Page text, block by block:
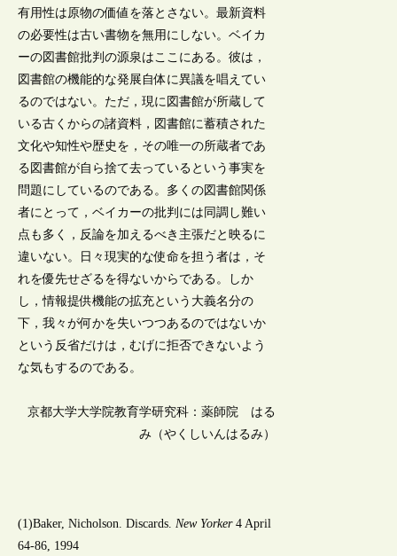
有用性は原物の価値を落とさない。最新資料
の必要性は古い書物を無用にしない。ベイカ
ーの図書館批判の源泉はここにある。彼は，
図書館の機能的な発展自体に異議を唱えてい
るのではない。ただ，現に図書館が所蔵して
いる古くからの諸資料，図書館に蓄積された
文化や知性や歴史を，その唯一の所蔵者であ
る図書館が自ら捨て去っているという事実を
問題にしているのである。多くの図書館関係
者にとって，ベイカーの批判には同調し難い
点も多く，反論を加えるべき主張だと映るに
違いない。日々現実的な使命を担う者は，そ
れを優先せざるを得ないからである。しか
し，情報提供機能の拡充という大義名分の
下，我々が何かを失いつつあるのではないか
という反省だけは，むげに拒否できないよう
な気もするのである。
京都大学大学院教育学研究科：薬師院 はる
み（やくしいんはるみ）
(1)Baker, Nicholson. Discards. New Yorker4 April
64-86, 1994